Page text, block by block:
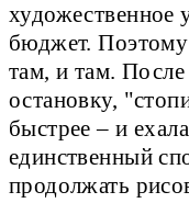
художественное
бюджет. Поэтому
там, и там.
остановку,
быстрее – и
единственный
продолжать